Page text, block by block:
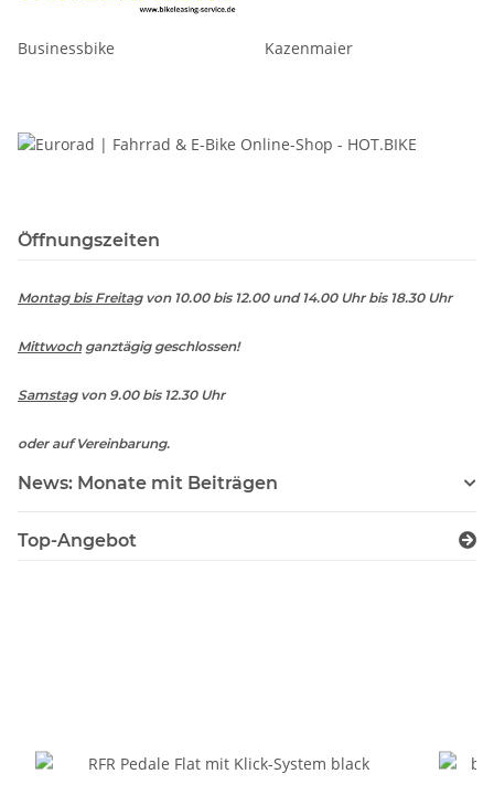
Businessbike Kazenmaier
Öffnungszeiten
Montag bis Freitagvon 10.00 bis 12.00 und 14.00 Uhr bis 18.30 Uhr
Mittwochganztägig geschlossen!
Samstagvon 9.00 bis 12.30 Uhr
oder auf Vereinbarung.
News: Monate mit Beiträgen
Top-Angebot